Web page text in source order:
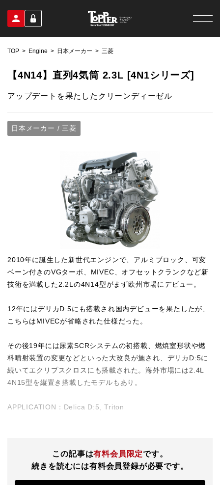
TOP Engine 日本メーカー 三菱
【4N14】直列4気筒 2.3L [4N1シリーズ]
アップデートを果たしたクリーンディーゼル
日本メーカー / 三菱
2010年に誕生した新世代エンジンで、アルミブロック、可変
ベーン付きのVGターボ、MIVEC、オフセットクランクなど新
技術を満載した2.2Lの4N14型がまず欧州市場にデビュー。
12年にはデリカD:5にも搭載され国内デビューを果たしたが、
こちらはMIVECが省略された仕様だった。
その後19年には尿素SCRシステムの初搭載、燃焼室形状や燃
料噴射装置の変更などといった大改良が施され、デリカD:5に
続いてエクリプスクロスにも搭載された。海外市場には2.4L
4N15型を縦置き搭載したモデルもあり。
APPLICATION：Delica D:5, Triton
この記事は有料会員限定です。
続きを読むには有料会員登録が必要です。